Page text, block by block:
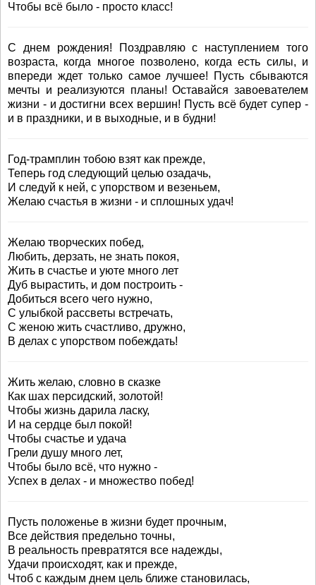
Чтобы всё было - просто класс!
С днем рождения! Поздравляю с наступлением того
возраста, когда многое позволено, когда есть силы, и
впереди ждет только самое лучшее! Пусть сбываются
мечты и реализуются планы! Оставайся завоевателем
жизни - и достигни всех вершин! Пусть всё будет супер -
и в праздники, и в выходные, и в будни!
Год-трамплин тобою взят как прежде,
Теперь год следующий целью озадачь,
И следуй к ней, с упорством и везеньем,
Желаю счастья в жизни - и сплошных удач!
Желаю творческих побед,
Любить, дерзать, не знать покоя,
Жить в счастье и уюте много лет
Дуб вырастить, и дом построить -
Добиться всего чего нужно,
С улыбкой рассветы встречать,
С женою жить счастливо, дружно,
В делах с упорством побеждать!
Жить желаю, словно в сказке
Как шах персидский, золотой!
Чтобы жизнь дарила ласку,
И на сердце был покой!
Чтобы счастье и удача
Грели душу много лет,
Чтобы было всё, что нужно -
Успех в делах - и множество побед!
Пусть положенье в жизни будет прочным,
Все действия предельно точны,
В реальность превратятся все надежды,
Удачи происходят, как и прежде,
Чтоб с каждым днем цель ближе становилась,